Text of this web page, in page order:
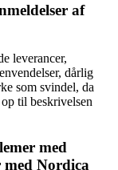
af
leverancer,
dårlig
som svindel, da
til beskrivelsen
med
Nordica